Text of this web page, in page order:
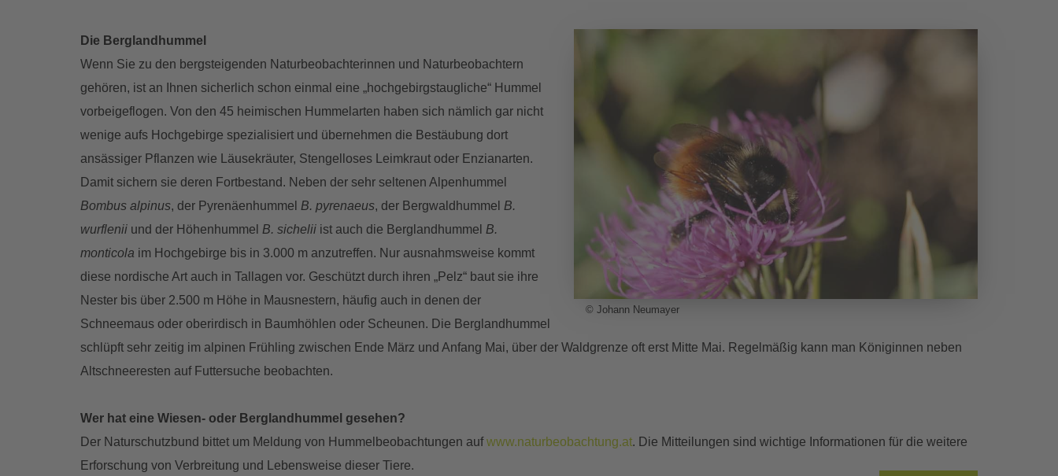
© Johann Neumayer
Die Berglandhummel
Wenn Sie zu den bergsteigenden Naturbeobachterinnen und Naturbeobachtern
gehören, ist an Ihnen sicherlich schon einmal eine „hochgebirgstaugliche“ Hummel
vorbeigeflogen. Von den 45 heimischen Hummelarten haben sich nämlich gar nicht
wenige aufs Hochgebirge spezialisiert und übernehmen die Bestäubung dort
ansässiger Pflanzen wie Läusekräuter, Stengelloses Leimkraut oder Enzianarten.
Damit sichern sie deren Fortbestand. Neben der sehr seltenen Alpenhummel
Bombus alpinus, der Pyrenäenhummel B. pyrenaeus, der Bergwaldhummel B.
wurflenii und der Höhenhummel B. sichelii ist auch die Berglandhummel B.
monticola im Hochgebirge bis in 3.000 m anzutreffen. Nur ausnahmsweise kommt
diese nordische Art auch in Tallagen vor. Geschützt durch ihren „Pelz“ baut sie ihre
Nester bis über 2.500 m Höhe in Mausnestern, häufig auch in denen der
Schneemaus oder oberirdisch in Baumhöhlen oder Scheunen. Die Berglandhummel
schlüpft sehr zeitig im alpinen Frühling zwischen Ende März und Anfang Mai, über der Waldgrenze oft erst Mitte Mai. Regelmäßig kann man Königinnen neben
Altschneeresten auf Futtersuche beobachten.
Wer hat eine Wiesen- oder Berglandhummel gesehen?
Der Naturschutzbund bittet um Meldung von Hummelbeobachtungen aufwww.naturbeobachtung.at. Die Mitteilungen sind wichtige Informationen für die weitere
Erforschung von Verbreitung und Lebensweise dieser Tiere.